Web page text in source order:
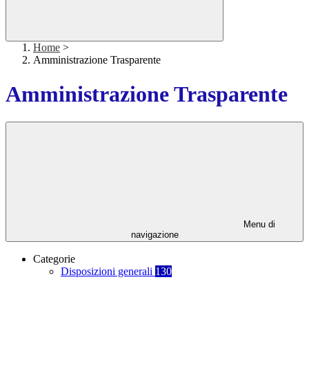
Home >
Amministrazione Trasparente
Amministrazione Trasparente
Menu di
navigazione
Categorie
Disposizioni generali 130